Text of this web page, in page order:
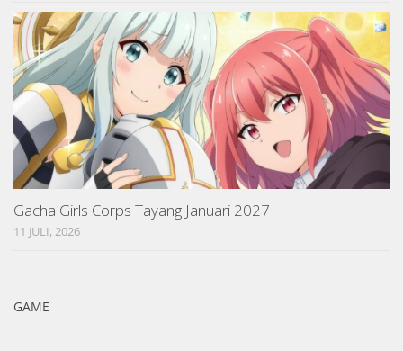
Gacha Girls Corps Tayang Januari 2027
11 JULI, 2026
GAME